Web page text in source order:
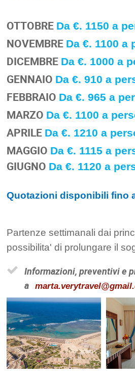
OTTOBRE Da €. 1150 a
NOVEMBRE Da €. 1100 a
DICEMBRE Da €. 1000 a
GENNAIO Da €. 910 a
FEBBRAIO Da €. 965 a
MARZO Da €. 1100 a
APRILE Da €. 1210 a
MAGGIO Da €. 1115 a
GIUGNO Da €. 1120 a
Quotazioni disponibili fino
Partenze settimanali dai
possibilita' di prolungare il
Informazioni, preventivi e
a